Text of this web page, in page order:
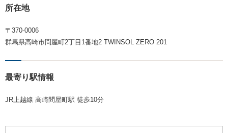
所在地
〒370-0006
群馬県高崎市問屋町2丁目1番地2 TWINSOL ZERO 201
最寄り駅情報
JR上越線 高崎問屋町駅 徒歩10分